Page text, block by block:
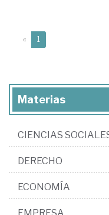
« 1
Materias
CIENCIAS
DERECHO
ECONOMÍA